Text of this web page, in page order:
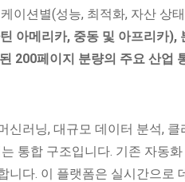
이션별(성능, 최적화, 자산 상
아메리카, 중동 및 아프리카),
200페이지 분량의 주요 산업
신러닝, 대규모 데이터 분석,
통합 구조입니다. 기존 자동
다. 이 플랫폼은 실시간으로